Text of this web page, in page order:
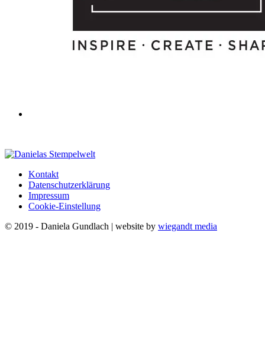
Kontakt
Datenschutzerklärung
Impressum
Cookie-Einstellung
© 2019 - Daniela Gundlach | website by wiegandt media